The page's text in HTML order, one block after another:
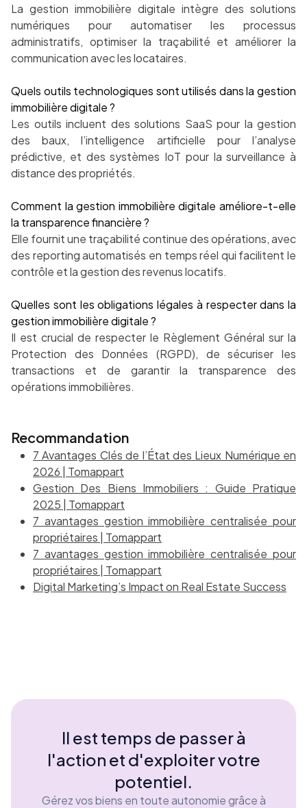
La gestion immobilière digitale intègre des solutions
numériques pour automatiser les processus
administratifs, optimiser la traçabilité et améliorer la
communication avec les locataires.
Quels outils technologiques sont utilisés dans la gestion
immobilière digitale ?
Les outils incluent des solutions SaaS pour la gestion
des baux, l’intelligence artificielle pour l’analyse
prédictive, et des systèmes IoT pour la surveillance à
distance des propriétés.
Comment la gestion immobilière digitale améliore-t-elle
la transparence financière ?
Elle fournit une traçabilité continue des opérations, avec
des reporting automatisés en temps réel qui facilitent le
contrôle et la gestion des revenus locatifs.
Quelles sont les obligations légales à respecter dans la
gestion immobilière digitale ?
Il est crucial de respecter le Règlement Général sur la
Protection des Données (RGPD), de sécuriser les
transactions et de garantir la transparence des
opérations immobilières.
Recommandation
7 Avantages Clés de l’État des Lieux Numérique en
2026 | Tomappart
Gestion Des Biens Immobiliers : Guide Pratique
2025 | Tomappart
7 avantages gestion immobilière centralisée pour
propriétaires | Tomappart
7 avantages gestion immobilière centralisée pour
propriétaires | Tomappart
Digital Marketing’s Impact on Real Estate Success
Il est temps de passer à
l'action et d'exploiter votre
potentiel.
Gérez vos biens en toute autonomie grâce à